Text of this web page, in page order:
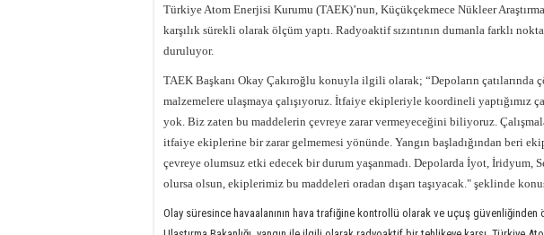
Türkiye Atom Enerjisi Kurumu (TAEK)’nun, Küçükçekmece Nükleer
karşılık sürekli olarak ölçüm yaptı. Radyoaktif sızıntının dumanla farklı
duruluyor.
TAEK Başkanı Okay Çakıroğlu konuyla ilgili olarak; “Depoların çatılarında
malzemelere ulaşmaya çalışıyoruz. İtfaiye ekipleriyle koordineli yaptığımız
yok. Biz zaten bu maddelerin çevreye zarar vermeyeceğini biliyoruz.
itfaiye ekiplerine bir zarar gelmemesi yönünde. Yangın başladığından beri
çevreye olumsuz etki edecek bir durum yaşanmadı. Depolarda İyot, İridyum,
olursa olsun, ekiplerimiz bu maddeleri oradan dışarı taşıyacak." şeklinde
Olay süresince havaalanının hava trafiğine kontrollü olarak ve uçuş